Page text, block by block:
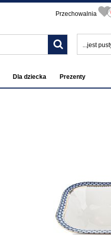
Przechowalnia
...jest
Dla dziecka Prezenty